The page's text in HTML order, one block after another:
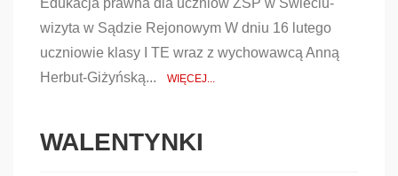
Edukacja prawna dla uczniów ZSP w Świeciu-
wizyta w Sądzie Rejonowym W dniu 16 lutego
uczniowie klasy I TE wraz z wychowawcą Anną
Herbut-Giżyńską...
WIĘCEJ...
WALENTYNKI